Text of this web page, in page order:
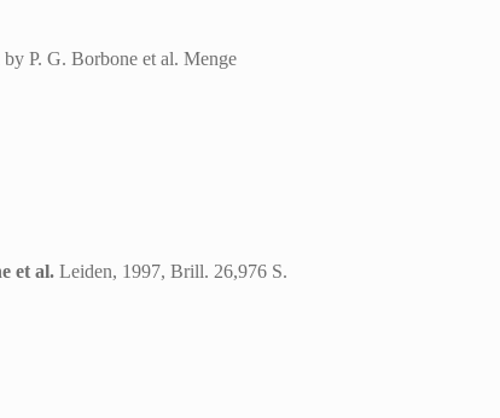
P. G. Borbone et al. Menge
et al. Leiden, 1997, Brill. 26,976 S.